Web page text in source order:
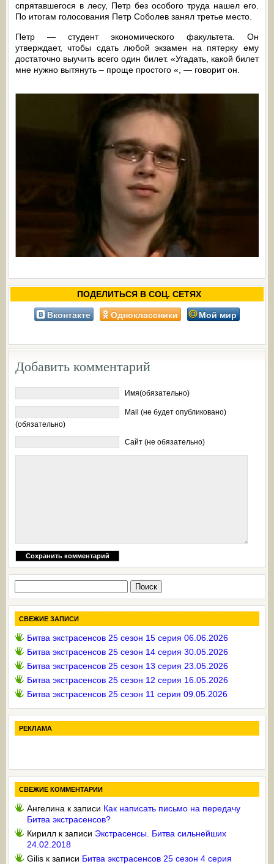
спрятавшегося в лесу, Петр без особого труда нашел его.
По итогам голосования Петр Соболев занял третье место.
Петр — студент экономического факультета. Он
утверждает, чтобы сдать любой экзамен на пятерку ему
достаточно выучить всего один билет. «Угадать, какой билет
мне нужно вытянуть – проще простого «, — говорит он.
ПОДЕЛИТЬСЯ В СОЦ. СЕТЯХ
Вконтакте Одноклассники Мой мир
Добавить комментарий
Имя(обязательно)
Mail (не будет опубликовано)
(обязательно)
Сайт (не обязательно)
СВЕЖИЕ ЗАПИСИ
Битва экстрасенсов 25 сезон 15 серия 06.06.2026
Битва экстрасенсов 25 сезон 14 серия 30.05.2026
Битва экстрасенсов 25 сезон 13 серия 23.05.2026
Битва экстрасенсов 25 сезон 12 серия 16.05.2026
Битва экстрасенсов 25 сезон 11 серия 09.05.2026
РЕКЛАМА
СВЕЖИЕ КОММЕНТАРИИ
Ангелина к записи Как написать письмо на передачу
Битва экстрасенсов?
Кирилл к записи Экстрасенсы. Битва сильнейших
24.02.2018
Gilis к записи Битва экстрасенсов 25 сезон 4 серия